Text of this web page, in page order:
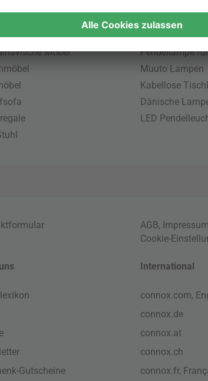
Möbel
Beliebte
Pendellampe
Muuto Lampen
Kabellose
Dänische
LED
AGB, Impressum
Cookie-
Gutscheine
International
connox.com,
connox.de
connox.at
connox.ch
connox.fr,